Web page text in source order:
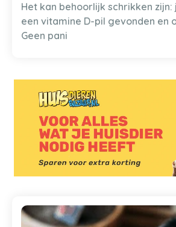
Het kan behoorlijk schrikken
een vitamine D-pil gevonden en
Geen pani